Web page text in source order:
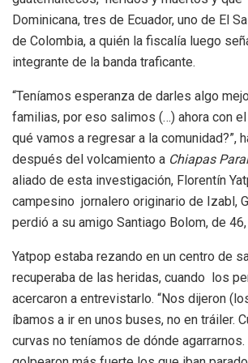
Dominicana, tres de Ecuador, uno de El
de Colombia, a quién la fiscalía luego
integrante de la banda traficante.
“Teníamos esperanza de darles algo
familias, por eso salimos (…) ahora con
qué vamos a regresar a la comunidad?”,
después del volcamiento a Chiapas
aliado de esta investigación, Florentín
campesino jornalero originario de Izabl,
perdió a su amigo Santiago Bolom, de
Yatpop estaba rezando en un centro de
recuperaba de las heridas, cuando los
acercaron a entrevistarlo. “Nos dijeron
íbamos a ir en unos buses, no en tráiler.
curvas no teníamos de dónde